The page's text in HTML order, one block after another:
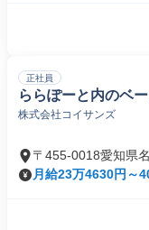
正社員
ららぽーと内のベ
株式会社コイサンズ
〒455-0018愛知県
月給23万4630円～